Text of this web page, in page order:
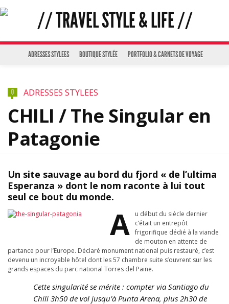
ADRESSES STYLEES BOUTIQUE STYLÉE PORTFOLIO & CARNETS DE VOYAGE
0 ADRESSES STYLEES
CHILI / The Singular en
Patagonie
Un site sauvage au bord du fjord « de l’ultima
Esperanza » dont le nom raconte à lui tout
seul ce bout du monde.
A
u début du siècle dernier
c’était un entrepôt
frigorifique dédié à la viande
de mouton en attente de
partance pour l’Europe. Déclaré monument national puis restauré, c’est
devenu un incroyable hôtel dont les 57 chambre suite s’ouvrent sur les
grands espaces du parc national Torres del Paine.
Cette singularité se mérite : compter via Santiago du
Chili 3h50 de vol jusqu’à Punta Arena, plus 2h30 de